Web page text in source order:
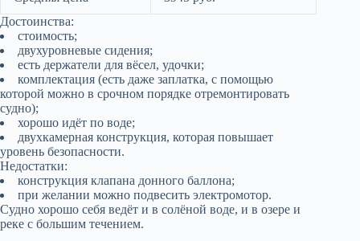
Достоинства:
стоимость;
двухуровневые сидения;
есть держатели для вёсел, удочки;
комплектация (есть даже заплатка, с помощью
которой можно в срочном порядке отремонтировать
судно);
хорошо идёт по воде;
двухкамерная конструкция, которая повышает
уровень безопасности.
Недостатки:
конструкция клапана донного баллона;
при желании можно подвесить электромотор.
Судно хорошо себя ведёт и в солёной воде, и в озере и
реке с большим течением.